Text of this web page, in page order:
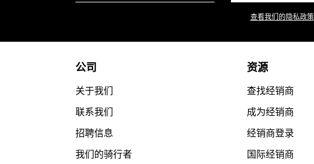
查看我们的隐私政策
公司
关于我们
联系我们
招聘信息
我们的骑行者
资源
查找经销商
成为经销商
经销商登录
国际经销商